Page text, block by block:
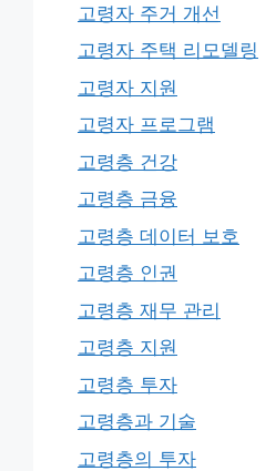
고령자 주거 개선
고령자 주택 리모델링
고령자 지원
고령자 프로그램
고령층 건강
고령층 금융
고령층 데이터 보호
고령층 인권
고령층 재무 관리
고령층 지원
고령층 투자
고령층과 기술
고령층의 투자